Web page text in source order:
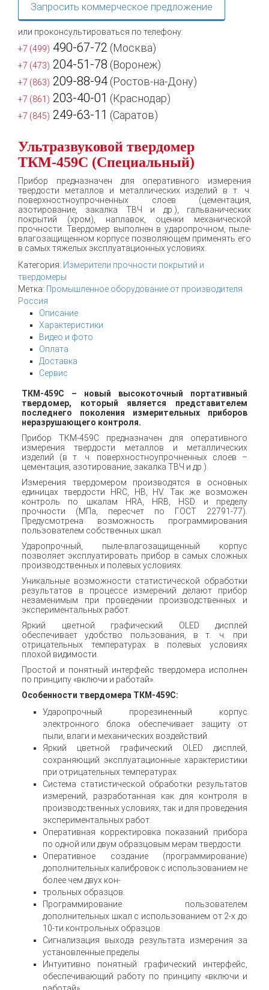
Запросить коммерческое предложение
или проконсультироваться по телефону:
+7 (499) 490-67-72 (Москва)
+7 (473) 204-51-78 (Воронеж)
+7 (863) 209-88-94 (Ростов-на-Дону)
+7 (861) 203-40-01 (Краснодар)
+7 (845) 249-63-11 (Саратов)
Ультразвуковой твердомер
ТКМ-459С (Специальный)
Прибор предназначен для оперативного измерения
твердости металлов и металлических изделий в т. ч.
поверхностноупрочненных слоев (цементация,
азотирование, закалка ТВЧ и др.), гальванических
покрытий (хром), наплавок, оценки механической
прочности. Твердомер выполнен в ударопрочном, пыле-
влагозащищенном корпусе позволяющем применять его
в самых тяжелых эксплуатационных условиях.
Категория: Измерители прочности покрытий и
твердомеры
Метка: Промышленное оборудование от производителя
Россия
Описание
Характеристики
Видео и фото
Оплата
Доставка
Сервис
ТКМ-459С – новый высокоточный портативный
твердомер, который является представителем
последнего поколения измерительных приборов
неразрушающего контроля.
Прибор ТКМ-459С предназначен для оперативного
измерения твердости металлов и металлических
изделий (в т. ч. поверхностноупрочненных слоев –
цементация, азотирование, закалка ТВЧ и др.).
Измерения твердомером производятся в основных
единицах твердости HRC, HB, HV. Так же возможен
контроль по шкалам HRA, HRB, HSD и пределу
прочности (МПа, пересчет по ГОСТ 22791-77).
Предусмотрена возможность программирования
пользователем собственных шкал.
Ударопрочный, пыле-влагозащищенный корпус
позволяет эксплуатировать прибор в самых сложных
производственных и полевых условиях.
Уникальные возможности статистической обработки
результатов в процессе измерений делают прибор
незаменимым при проведении производственных и
экспериментальных работ.
Яркий цветной графический OLED дисплей
обеспечивает удобство пользования, в т. ч. при
отрицательных температурах в полевых условиях
плохой видимости.
Простой и понятный интерфейс твердомера исполнен
по принципу «включи и работай».
Особенности твердомера ТКМ-459С:
Ударопрочный прорезиненный корпус
электронного блока обеспечивает защиту от
пыли, влаги и механических воздействий.
Яркий цветной графический OLED дисплей,
сохраняющий эксплуатационные характеристики
при отрицательных температурах.
Система статистической обработки результатов
измерений, разработанная как для контроля в
производственных условиях, так и для проведения
экспериментальных работ.
Оперативная корректировка показаний прибора
по одной или двум образцовым мерам твердости.
Оперативное создание (программирование)
дополнительных калибровок с использованием не
более чем двух кон-
трольных образцов.
Программирование пользователем
дополнительных шкал с использованием от 2-х до
10-ти контрольных образцов.
Сигнализация выхода результата измерения за
установленные пределы.
Интуитивно понятный графический интерфейс,
обеспечивающий работу по принципу «включи и
работай».